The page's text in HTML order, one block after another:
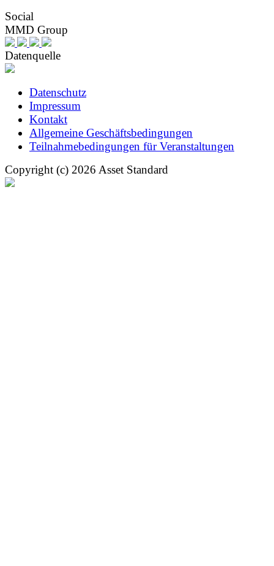
Social
MMD Group
Datenquelle
Datenschutz
Impressum
Kontakt
Allgemeine Geschäftsbedingungen
Teilnahmebedingungen für Veranstaltungen
Copyright (c) 2026 Asset Standard